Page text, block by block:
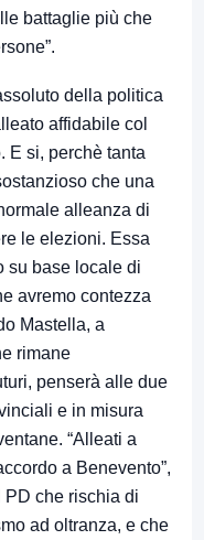
battaglie più che
della politica
affidabile col
E si, perchè tanta
che una
alleanza di
le elezioni. Essa
su base locale di
avremo contezza
Mastella, a
rimane
penserà alle due
e in misura
“Alleati a
a Benevento”,
PD che rischia di
ad oltranza, e che